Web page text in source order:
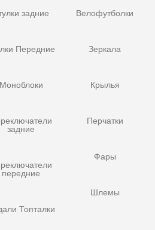
задние
Передние
Моноблоки
задние
передние
Топталки
Велофутболки
Зеркала
Крылья
Перчатки
Фары
Шлемы